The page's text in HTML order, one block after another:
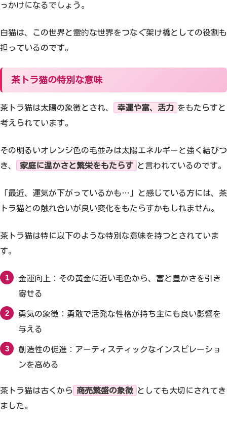
っかけになるでしょう。
白猫は、この世界と霊的な世界をつなぐ架け橋としての役割も
担っているのです。
茶トラ猫の特別な意味
茶トラ猫は太陽の象徴とされ、 幸運や富、活力 をもたらすと
考えられています。
その明るいオレンジ色の毛並みは太陽エネルギーと強く結びつ
き、
家庭に温かさと繁栄をもたらす と言われているのです。
「最近、運気が下がっているかも…」と感じている方には、茶
トラ猫との触れ合いが良い変化をもたらすかもしれません。
茶トラ猫は特に以下のような特別な意味を持つとされていま
す。
金運向上：その黄金に近い毛色から、富と豊かさを引き
寄せる
勇気の象徴：勇敢で活発な性格が持ち主にも良い影響を
与える
創造性の促進：アーティスティックなインスピレーショ
ンを高める
茶トラ猫は古くから 商売繁盛の象徴 としても大切にされてき
ました。